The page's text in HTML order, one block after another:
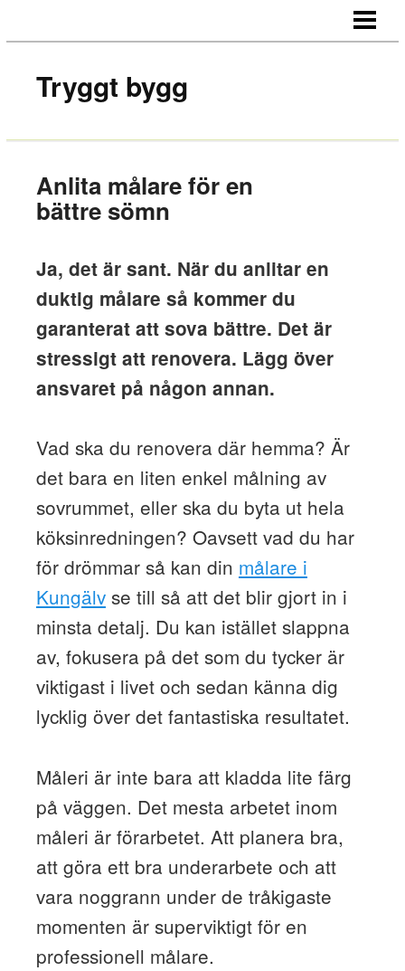
KONTAKT
Tryggt bygg
Anlita målare för en
bättre sömn
Ja, det är sant. När du anlitar en
duktig målare så kommer du
garanterat att sova bättre. Det är
stressigt att renovera. Lägg över
ansvaret på någon annan.
Vad ska du renovera där hemma? Är
det bara en liten enkel målning av
sovrummet, eller ska du byta ut hela
köksinredningen? Oavsett vad du har
för drömmar så kan din målare i
Kungälvse till så att det blir gjort in i
minsta detalj. Du kan istället slappna
av, fokusera på det som du tycker är
viktigast i livet och sedan känna dig
lycklig över det fantastiska resultatet.
Måleri är inte bara att kladda lite färg
på väggen. Det mesta arbetet inom
måleri är förarbetet. Att planera bra,
att göra ett bra underarbete och att
vara noggrann under de tråkigaste
momenten är superviktigt för en
professionell målare.